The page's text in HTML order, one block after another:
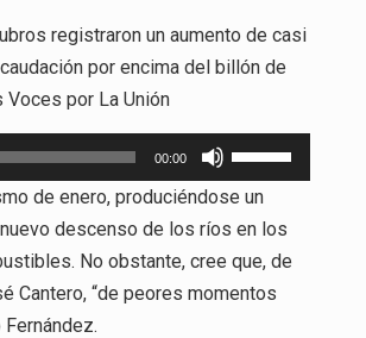
registraron un aumento de casi
por encima del billón de
Voces por La Unión
00:00
las
teclas
de
flecha
arriba/abajo
de enero, produciéndose un
descenso de los ríos en los
No obstante, cree que, de
Cantero, “de peores momentos